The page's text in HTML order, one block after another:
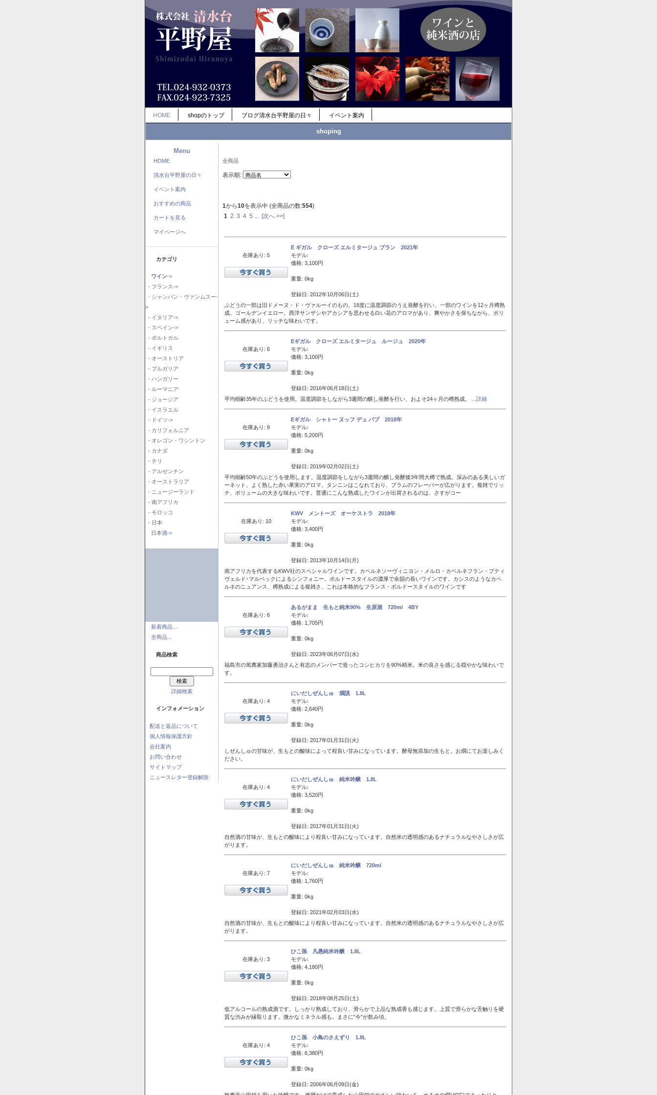
HOME shopのトップ ブログ清水台平野屋の日々 イベント案内
shoping
Menu
HOME
清水台平野屋の日々
イベント案内
おすすめの商品
カートを見る
マイページへ
カテゴリ
ワイン->
- フランス->
- シャンパン・ヴァンムスー-
>
- イタリア->
- スペイン->
- ポルトガル
- イギリス
- オーストリア
- ブルガリア
- ハンガリー
- ルーマニア
- ジョージア
- イスラエル
- ドイツ->
- カリフォルニア
- オレゴン・ワシントン
- カナダ
- チリ
- アルゼンチン
- オーストラリア
- ニュージーランド
- 南アフリカ
- モロッコ
- 日本
日本酒->
新着商品...
全商品...
商品検索
詳細検索
インフォメーション
配送と返品について
個人情報保護方針
会社案内
お問い合わせ
サイトマップ
ニュースレター登録解除
全商品
表示順:
1から10を表示中 (全商品の数:554)
1 2 3 4 5 [次へ >>]
在庫あり: 5
E ギガル クローズ エルミタージュ ブラン 2021年
モデル:
価格: 3,100円
重量: 0kg
登録日: 2012年10月06日(土)
ぶどうの一部は旧ドメーヌ・ド・ヴァルーイのもの。18度に温度調節のうえ発酵を行い、一部のワインを12ヶ月樽熟
成。ゴールデンイエロー。西洋サンザシやアカシアを思わせる白い花のアロマがあり、爽やかさを保ちながら、ボリ
ューム感があり、リッチな味わいです。
在庫あり: 6
Eギガル クローズ エルミタージュ ルージュ 2020年
モデル:
価格: 3,100円
重量: 0kg
登録日: 2016年06月18日(土)
平均樹齢35年のぶどうを使用。温度調節をしながら3週間の醸し発酵を行い、およそ24ヶ月の樽熟成。
...詳細
在庫あり: 9
Eギガル シャトー ヌッフ デュ パプ 2018年
モデル:
価格: 5,200円
重量: 0kg
登録日: 2019年02月02日(土)
平均樹齢50年のぶどうを使用します。温度調節をしながら3週間の醸し発酵後3年間大樽で熟成。深みのある美しいガ
ーネット。よく熟した赤い果実のアロマ。タンニンはこなれており、プラムのフレーバーが広がります。複雑でリッ
チ、ボリュームの大きな味わいです。普通にこんな熟成したワインが出荷されるのは、さすがコー
在庫あり: 10
KWV メントーズ オーケストラ 2018年
モデル:
価格: 3,400円
重量: 0kg
登録日: 2013年10月14日(月)
南アフリカを代表するKWV社のスペシャルワインです。カベルネソーヴィニヨン・メルロ・カベルネフラン・プティ
ヴェルド･マルベックによるシンフォニー。ボルドースタイルの濃厚で余韻の長いワインです。カシスのようなカベ
ルネのニュアンス、樽熟成による複雑さ、これは本格的なフランス・ボルドースタイルのワインです
在庫あり: 6
あるがまま 生もと純米90% 生原酒 720ml 4BY
モデル:
価格: 1,705円
重量: 0kg
登録日: 2023年06月07日(水)
福島市の篤農家加藤勇治さんと有志のメンバーで造ったコシヒカリを90%精米。米の良さを感じる穏やかな味わいで
す。
在庫あり: 4
にいだしぜんしゅ 燗誂 1.8L
モデル:
価格: 2,640円
重量: 0kg
登録日: 2017年01月31日(火)
しぜんしゅの甘味が、生もとの酸味によって程良い甘みになっています。酵母無添加の生もと。お燗にてお楽しみく
ださい。
在庫あり: 4
にいだしぜんしゅ 純米吟醸 1.8L
モデル:
価格: 3,520円
重量: 0kg
登録日: 2017年01月31日(火)
自然酒の甘味が、生もとの酸味により程良い甘みになっています。自然米の透明感のあるナチュラルなやさしさが広
がります。
在庫あり: 7
にいだしぜんしゅ 純米吟醸 720ml
モデル:
価格: 1,760円
重量: 0kg
登録日: 2021年02月03日(水)
自然酒の甘味が、生もとの酸味により程良い甘みになっています。自然米の透明感のあるナチュラルなやさしさが広
がります。
在庫あり: 3
ひこ孫 凡愚純米吟醸 1.8L
モデル:
価格: 4,180円
重量: 0kg
登録日: 2018年08月25日(土)
低アルコールの熟成酒です。しっかり熟成しており、滑らかで上品な熟成香も感じます。上質で滑らかな舌触りを硬
質な渋みが縁取ります。微かなミネラル感も。まさに"今"が飲み頃。
在庫あり: 4
ひこ孫 小鳥のさえずり 1.8L
モデル:
価格: 6,380円
重量: 0kg
登録日: 2006年06月09日(金)